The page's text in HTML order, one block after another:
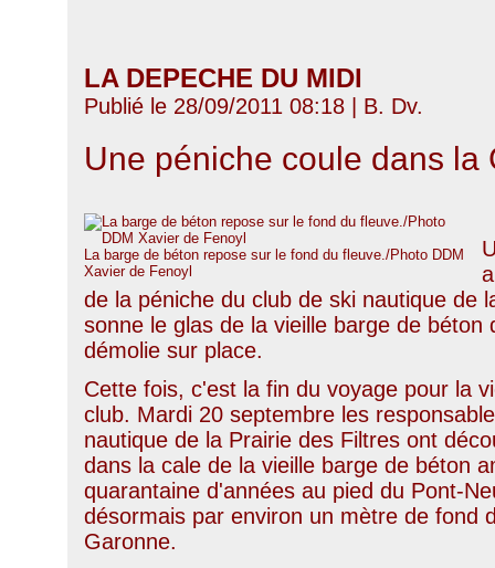
LA DEPECHE DU MIDI
Publié le 28/09/2011 08:18 | B. Dv.
Une péniche coule dans la
La barge de béton repose sur le fond du fleuve./Photo DDM
Xavier de Fenoyl
de la péniche du club de ski nautique de
sonne le glas de la vieille barge de béton
démolie sur place.
Cette fois, c'est la fin du voyage pour la
club. Mardi 20 septembre les
nautique de la Prairie des Filtres ont
dans la cale de la vieille barge de béton
quarantaine d'années au pied du Pont-
désormais par environ un mètre de fond
Garonne.